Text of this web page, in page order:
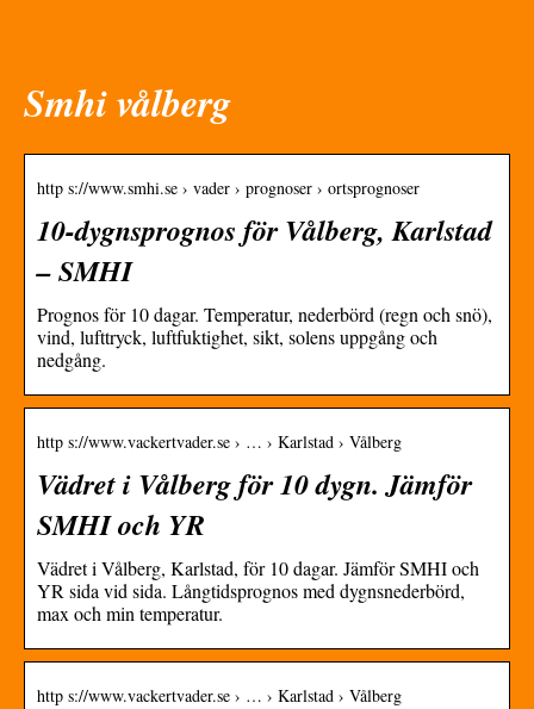
Smhi vålberg
http s://www.smhi.se › vader › prognoser › ortsprognoser
10-dygnsprognos för Vålberg, Karlstad
– SMHI
Prognos för 10 dagar. Temperatur, nederbörd (regn och snö),
vind, lufttryck, luftfuktighet, sikt, solens uppgång och
nedgång.
http s://www.vackertvader.se › … › Karlstad › Vålberg
Vädret i Vålberg för 10 dygn. Jämför
SMHI och YR
Vädret i Vålberg, Karlstad, för 10 dagar. Jämför SMHI och
YR sida vid sida. Långtidsprognos med dygnsnederbörd,
max och min temperatur.
http s://www.vackertvader.se › … › Karlstad › Vålberg